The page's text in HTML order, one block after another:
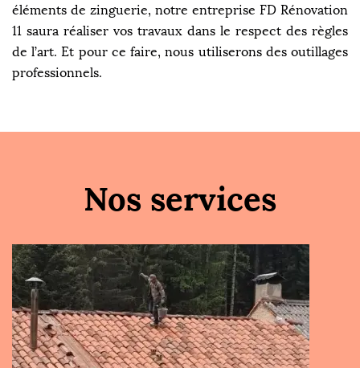
éléments de zinguerie, notre entreprise FD Rénovation
11 saura réaliser vos travaux dans le respect des règles
de l’art. Et pour ce faire, nous utiliserons des outillages
professionnels.
Nos services